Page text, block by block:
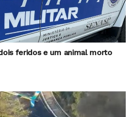
feridos e um animal morto